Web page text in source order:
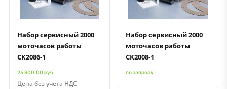
Набор сервисный 2000
моточасов работы
CK2086-1
25 900.00 руб.
Цена без учета НДС
Набор сервисный 2000
моточасов работы
CK2008-1
по запросу